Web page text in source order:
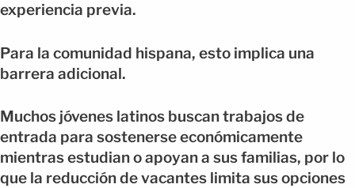
experiencia previa.
Para la comunidad hispana, esto implica una
barrera adicional.
Muchos jóvenes latinos buscan trabajos de
entrada para sostenerse económicamente
mientras estudian o apoyan a sus familias, por lo
que la reducción de vacantes limita sus opciones